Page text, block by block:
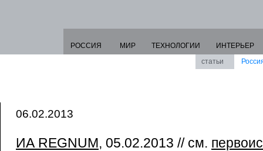
РОССИЯ МИР ТЕХНОЛОГИИ
ИНТЕРЬЕР
статьи
06.02.2013
ИА REGNUM, 05.02.2013 // см.